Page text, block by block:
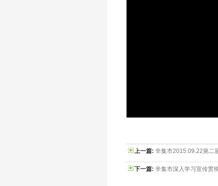
上一篇: 辛集市2015.09.22第二
下一篇: 辛集市深入学习宣传贯